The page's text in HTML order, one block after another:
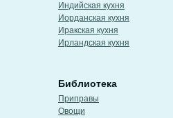
Индийская кухня
Иорданская кухня
Иракская кухня
Ирландская кухня
Библиотека
Приправы
Овощи